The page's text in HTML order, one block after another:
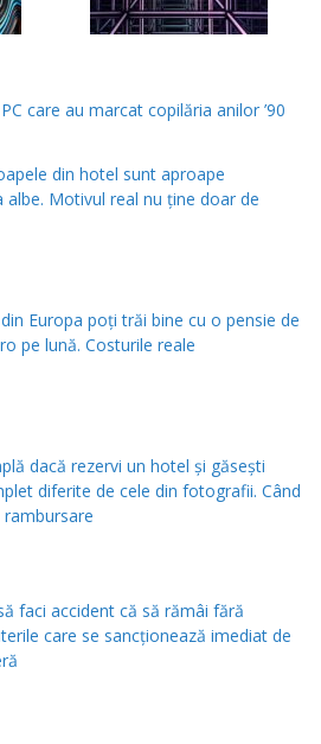
care au marcat copilăria anilor ’90
din hotel sunt aproape
albe. Motivul real nu ține doar de
Europa poți trăi bine cu o pensie de
pe lună. Costurile reale
dacă rezervi un hotel și găsești
diferite de cele din fotografii. Când
faci accident că să rămâi fără
care se sancționează imediat de